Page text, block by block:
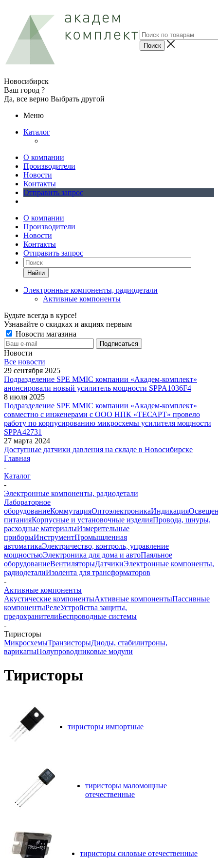
Новосибирск
Ваш город ?
Да, все верно Выбрать другой
Меню
Каталог
О компании
Производители
Новости
Контакты
Отправить запрос
О компании
Производители
Новости
Контакты
Отправить запрос
Найти
Электронные компоненты, радиодетали
Активные компоненты
Будьте всегда в курсе!
Узнавайте о скидках и акциях первым
Новости магазина
Новости
Все новости
29 сентября 2025
Подразделение SPE MMIC компании «Академ-комплект»
анонсировали новый усилитель мощности SPPA1036F4
8 июля 2025
Подразделение SPE MMIC компании «Академ-комплект»
совместно с инженерами с ООО НПК «ТЕСАРТ» провело
работу по корпусированию микросхемы усилителя мощности
SPPA42731
27 марта 2024
Доступные датчики давления на складе в Новосибирске
Главная
-
Каталог
-
Электронные компоненты, радиодетали
Лабораторное
оборудованиеКоммутацияОптоэлектроникаИндикация
питанияКорпусные и установочные изделияПровода, шнуры,
расходные материалыИзмерительные
приборыИнструментПромышленная
автоматикаЭлектричество, контроль, управление
мощностьюЭлектроника для дома и автоПаяльное
оборудованиеВентиляторыДатчикиЭлектронные компоненты,
радиодеталиИзолента для трансформаторов
-
Активные компоненты
Акустические компонентыАктивные компонентыПассивные
компонентыРелеУстройства защиты,
предохранителиБеспроводные системы
-
Тиристоры
МикросхемыТранзисторыДиоды, стабилитроны,
варикапыПолупроводниковые модули
Тиристоры
тиристоры импортные
тиристоры маломощные
отечественные
тиристоры силовые отечественные